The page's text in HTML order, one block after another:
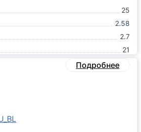
25
2.58
2.7
21
Подробнее